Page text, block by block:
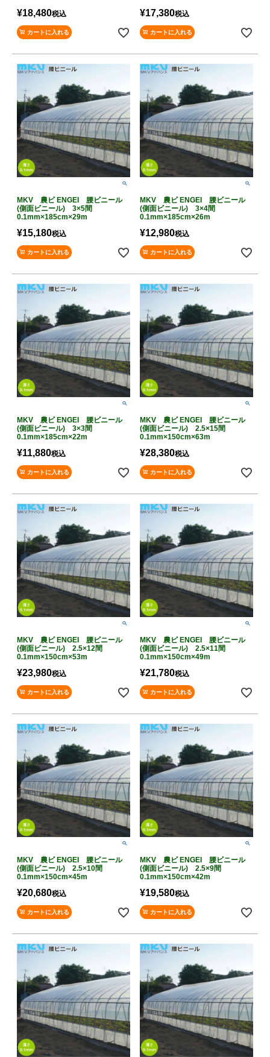
¥18,480税込
カートに入れる
¥17,380税込
カートに入れる
MKV 農ビ ENGEI 腰ビニール
(側面ビニール) 3×5間
0.1mm×185cm×29m
¥15,180税込
カートに入れる
MKV 農ビ ENGEI 腰ビニール
(側面ビニール) 3×4間
0.1mm×185cm×26m
¥12,980税込
カートに入れる
MKV 農ビ ENGEI 腰ビニール
(側面ビニール) 3×3間
0.1mm×185cm×22m
¥11,880税込
カートに入れる
MKV 農ビ ENGEI 腰ビニール
(側面ビニール) 2.5×15間
0.1mm×150cm×63m
¥28,380税込
カートに入れる
MKV 農ビ ENGEI 腰ビニール
(側面ビニール) 2.5×12間
0.1mm×150cm×53m
¥23,980税込
カートに入れる
MKV 農ビ ENGEI 腰ビニール
(側面ビニール) 2.5×11間
0.1mm×150cm×49m
¥21,780税込
カートに入れる
MKV 農ビ ENGEI 腰ビニール
(側面ビニール) 2.5×10間
0.1mm×150cm×45m
¥20,680税込
カートに入れる
MKV 農ビ ENGEI 腰ビニール
(側面ビニール) 2.5×9間
0.1mm×150cm×42m
¥19,580税込
カートに入れる